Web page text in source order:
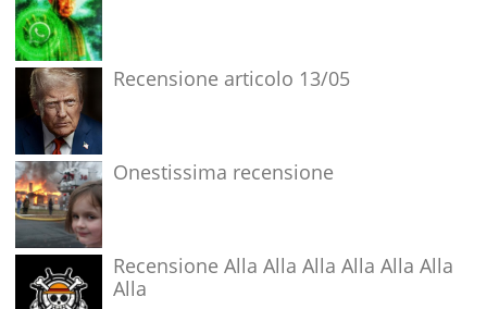
Recensione articolo 13/05
Onestissima recensione
Recensione Alla Alla Alla Alla Alla Alla
Alla